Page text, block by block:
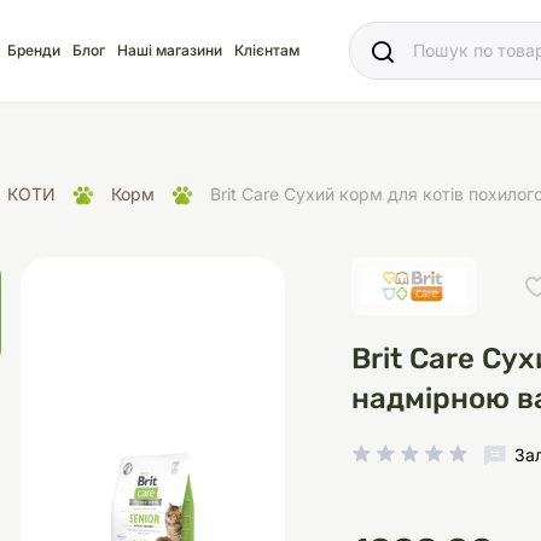
Наповнювачі
для кліток
акваріума Акваріуми
Бренди Блог Наші магазини Клієнтам
КОТИ Корм Brit Care Сухий корм для котів
Brit Care
надмірною